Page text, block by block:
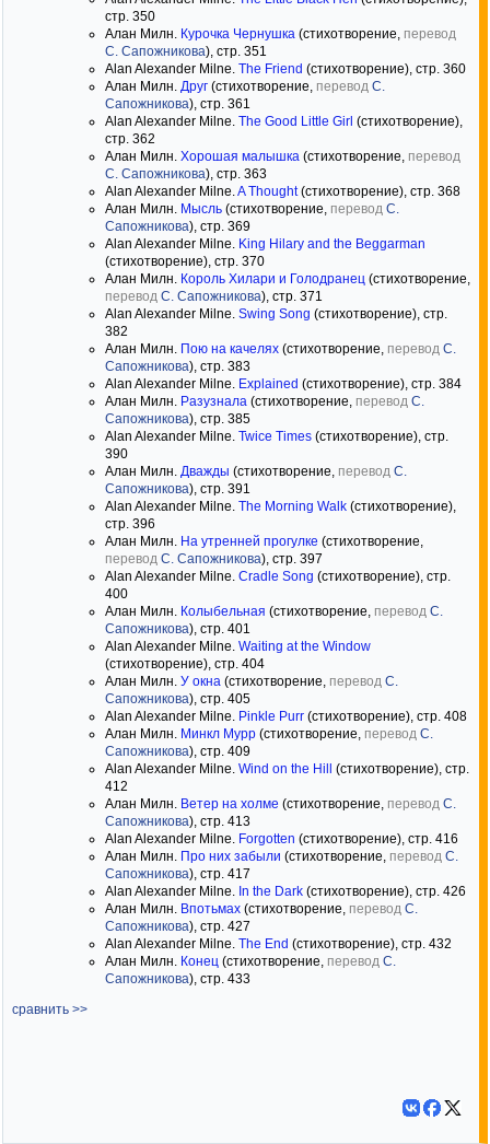
стр. 350
Алан Милн. Курочка Чернушка (стихотворение, перевод
С. Сапожникова), стр. 351
Alan Alexander Milne. The Friend (стихотворение), стр. 360
Алан Милн. Друг (стихотворение, перевод С.
Сапожникова), стр. 361
Alan Alexander Milne. The Good Little Girl (стихотворение),
стр. 362
Алан Милн. Хорошая малышка (стихотворение, перевод
С. Сапожникова), стр. 363
Alan Alexander Milne. A Thought(стихотворение), стр. 368
Алан Милн. Мысль (стихотворение, перевод С.
Сапожникова), стр. 369
Alan Alexander Milne. King Hilary and the Beggarman
(стихотворение), стр. 370
Алан Милн. Король Хилари и Голодранец (стихотворение,
перевод С. Сапожникова), стр. 371
Alan Alexander Milne. Swing Song (стихотворение), стр.
382
Алан Милн. Пою на качелях (стихотворение, перевод С.
Сапожникова), стр. 383
Alan Alexander Milne. Explained (стихотворение), стр. 384
Алан Милн. Разузнала (стихотворение, перевод С.
Сапожникова), стр. 385
Alan Alexander Milne. Twice Times (стихотворение), стр.
390
Алан Милн. Дважды (стихотворение, перевод С.
Сапожникова), стр. 391
Alan Alexander Milne. The Morning Walk (стихотворение),
стр. 396
Алан Милн. На утренней прогулке (стихотворение,
перевод С. Сапожникова), стр. 397
Alan Alexander Milne. Cradle Song (стихотворение), стр.
400
Алан Милн. Колыбельная (стихотворение, перевод С.
Сапожникова), стр. 401
Alan Alexander Milne. Waiting at the Window
(стихотворение), стр. 404
Алан Милн. У окна (стихотворение, перевод С.
Сапожникова), стр. 405
Alan Alexander Milne. Pinkle Purr (стихотворение), стр. 408
Алан Милн. Минкл Мурр (стихотворение, перевод С.
Сапожникова), стр. 409
Alan Alexander Milne. Wind on the Hill (стихотворение), стр.
412
Алан Милн. Ветер на холме (стихотворение, перевод С.
Сапожникова), стр. 413
Alan Alexander Milne. Forgotten (стихотворение), стр. 416
Алан Милн. Про них забыли (стихотворение, перевод С.
Сапожникова), стр. 417
Alan Alexander Milne. In the Dark (стихотворение), стр. 426
Алан Милн. Впотьмах (стихотворение, перевод С.
Сапожникова), стр. 427
Alan Alexander Milne. The End (стихотворение), стр. 432
Алан Милн. Конец (стихотворение, перевод С.
Сапожникова), стр. 433
сравнить >>